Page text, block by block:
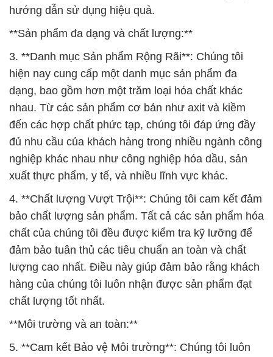
hướng dẫn sử dụng hiệu quả.
**Sản phẩm đa dạng và chất lượng:**
3. **Danh mục Sản phẩm Rộng Rãi**: Chúng tôi
hiện nay cung cấp một danh mục sản phẩm đa
dạng, bao gồm hơn một trăm loại hóa chất khác
nhau. Từ các sản phẩm cơ bản như axit và kiềm
đến các hợp chất phức tạp, chúng tôi đáp ứng đầy
đủ nhu cầu của khách hàng trong nhiều ngành công
nghiệp khác nhau như công nghiệp hóa dầu, sản
xuất thực phẩm, y tế, và nhiều lĩnh vực khác.
4. **Chất lượng Vượt Trội**: Chúng tôi cam kết đảm
bảo chất lượng sản phẩm. Tất cả các sản phẩm hóa
chất của chúng tôi đều được kiểm tra kỹ lưỡng để
đảm bảo tuân thủ các tiêu chuẩn an toàn và chất
lượng cao nhất. Điều này giúp đảm bảo rằng khách
hàng của chúng tôi luôn nhận được sản phẩm đạt
chất lượng tốt nhất.
**Môi trường và an toàn:**
5. **Cam kết Bảo vệ Môi trường**: Chúng tôi luôn